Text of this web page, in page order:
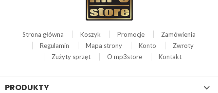
Strona główna Koszyk Promocje
Zamówienia
Regulamin
Mapa strony Konto
Zwroty
Zużyty sprzęt
O mp3store Kontakt
PRODUKTY 